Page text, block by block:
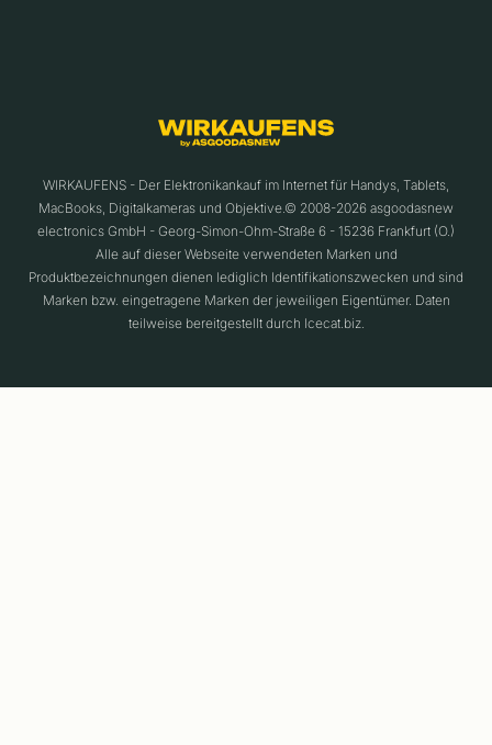
WIRKAUFENS - Der Elektronikankauf im Internet für Handys, Tablets,
MacBooks, Digitalkameras und Objektive.© 2008-2026 asgoodasnew
electronics GmbH - Georg-Simon-Ohm-Straße 6 - 15236 Frankfurt (O.)
Alle auf dieser Webseite verwendeten Marken und
Produktbezeichnungen dienen lediglich Identifikationszwecken und sind
Marken bzw. eingetragene Marken der jeweiligen Eigentümer. Daten
teilweise bereitgestellt durch Icecat.biz.